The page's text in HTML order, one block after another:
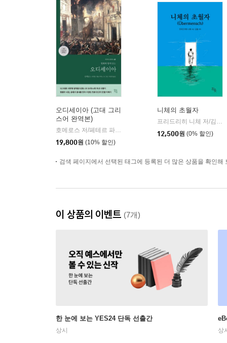
오디세이아 (고대 그리
스어 완역본)
| 현대지성
19,800원 (10% 할인)
니체의 초월자
12,500원 (0% 할인)
검색 페이지에서 선택된 태그에 등록된 더 많은 상품을 확인해
이 상품의 이벤트 (7개)
한 눈에 보는 YES24 단독 선출간
상시 상